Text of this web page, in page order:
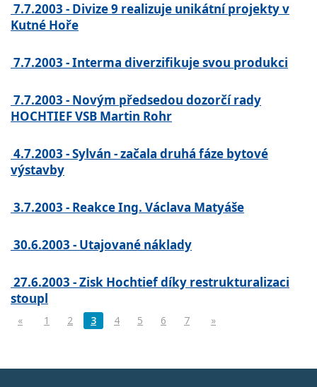
7.7.2003 - Divize 9 realizuje unikátní projekty v
Kutné Hoře
7.7.2003 - Interma diverzifikuje svou produkci
7.7.2003 - Novým předsedou dozorčí rady
HOCHTIEF VSB Martin Rohr
4.7.2003 - Sylván - začala druhá fáze bytové
výstavby
3.7.2003 - Reakce Ing. Václava Matyáše
30.6.2003 - Utajované náklady
27.6.2003 - Zisk Hochtief díky restrukturalizaci
stoupl
« 1 2 3 4 5 6 7 »